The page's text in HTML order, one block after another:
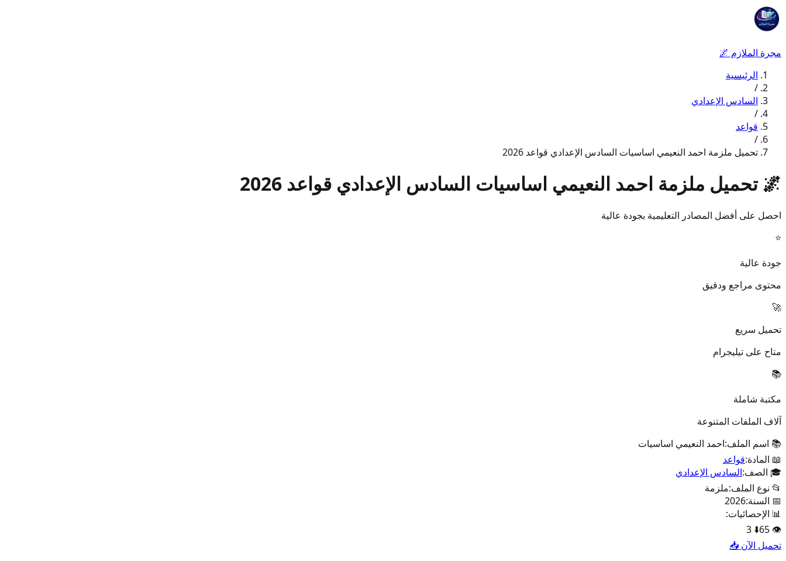
مجرة الملازم 🌌
الرئيسية
/
السادس الإعدادي
/
قواعد
/
تحميل ملزمة احمد النعيمي اساسيات السادس الإعدادي قواعد 2026
🌌 تحميل ملزمة احمد النعيمي اساسيات السادس الإعدادي قواعد 2026
احصل على أفضل المصادر التعليمية بجودة عالية
⭐
جودة عالية
محتوى مراجع ودقيق
🚀
تحميل سريع
متاح على تيليجرام
📚
مكتبة شاملة
آلاف الملفات المتنوعة
📚 اسم الملف:احمد النعيمي اساسيات
📖 المادة:قواعد
🎓 الصف:السادس الإعدادي
📂 نوع الملف:ملزمة
📅 السنة:2026
📊 الإحصائيات:
👁️
65
⬇️
3
تحميل الآن 📥